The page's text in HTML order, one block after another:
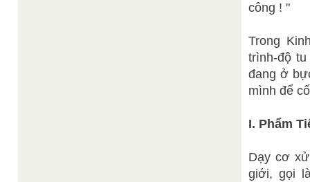
công ! "
Trong
trình-độ
đang ở
mình để
I. Phẩm
Dạy cơ
giới, gọi